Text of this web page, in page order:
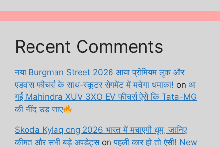
Recent Comments
नया Burgman Street 2026 आया प्रीमियम लुक और
एडवांस फीचर्स के साथ-स्कूटर सेगमेंट में मचेगा धमाका! on आ
गई Mahindra XUV 3XO EV फीचर्स ऐसे कि Tata-MG
की नींद उड़ जाए
Skoda Kylaq cng 2026 भारत में मचाएगी धूम, जानिए
कीमत और सभी बड़े अपडेट्सonपहली कार हो तो ऐसी! New